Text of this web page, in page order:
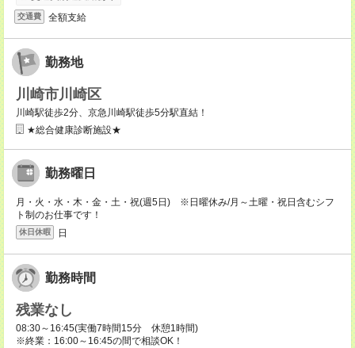
交通費 全額支給
勤務地
川崎市川崎区
川崎駅徒歩2分、京急川崎駅徒歩5分駅直結！
★総合健康診断施設★
勤務曜日
月・火・水・木・金・土・祝(週5日) ※日曜休み/月～土曜・祝日含むシフ
ト制のお仕事です！
休日休暇 日
勤務時間
残業なし
08:30～16:45(実働7時間15分 休憩1時間)
※終業：16:00～16:45の間で相談OK！